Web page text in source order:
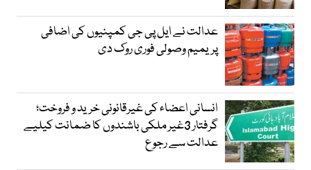
عدالت نے ایل پی جی کمپنیوں کی اضافی
پریمیم وصولی فوری روک دی
انسانی اعضاء کی غیرقانونی خرید و فروخت؛
گرفتار 3غیر ملکی باشندوں کا ضمانت کیلیے
عدالت سے رجوع